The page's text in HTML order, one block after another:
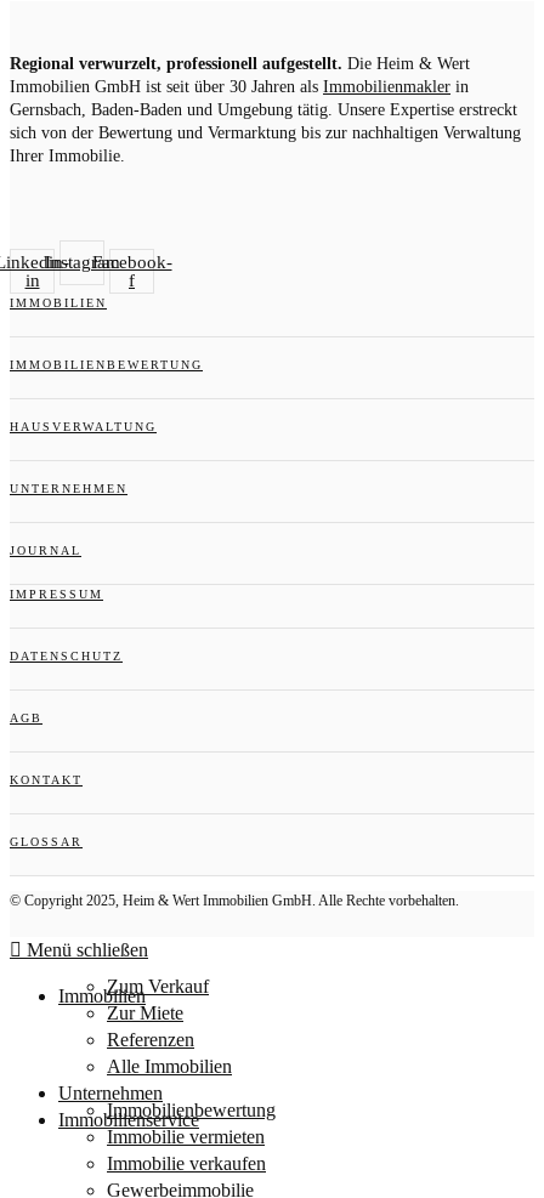
Regional verwurzelt, professionell aufgestellt. Die Heim & Wert
Immobilien GmbH ist seit über 30 Jahren als Immobilienmakler in
Gernsbach, Baden-Baden und Umgebung tätig. Unsere Expertise erstreckt
sich von der Bewertung und Vermarktung bis zur nachhaltigen Verwaltung
Ihrer Immobilie.
in
InstagramFacebook-
f
IMMOBILIEN
IMMOBILIENBEWERTUNG
HAUSVERWALTUNG
UNTERNEHMEN
JOURNAL
IMPRESSUM
DATENSCHUTZ
AGB
KONTAKT
GLOSSAR
© Copyright 2025, Heim & Wert Immobilien GmbH. Alle Rechte vorbehalten.
Menü schließen
ImmobilienZum Verkauf
Zur Miete
Referenzen
Alle Immobilien
Unternehmen
Immobilienservice
Immobilienbewertung
Immobilie vermieten
Immobilie verkaufen
Gewerbeimmobilie